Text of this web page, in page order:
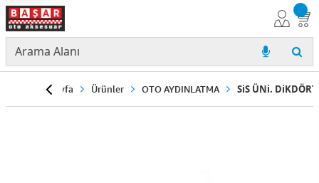
Anasayfa Ürünler OTO AYDINLATMA SiS ÜNi.